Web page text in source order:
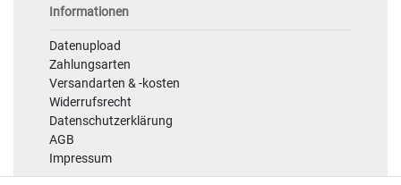
Informationen
Datenupload
Zahlungsarten
Versandarten & -kosten
Widerrufsrecht
Datenschutzerklärung
AGB
Impressum